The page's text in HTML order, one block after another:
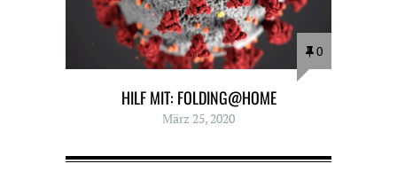
0
HILF MIT: FOLDING@HOME
März 25, 2020